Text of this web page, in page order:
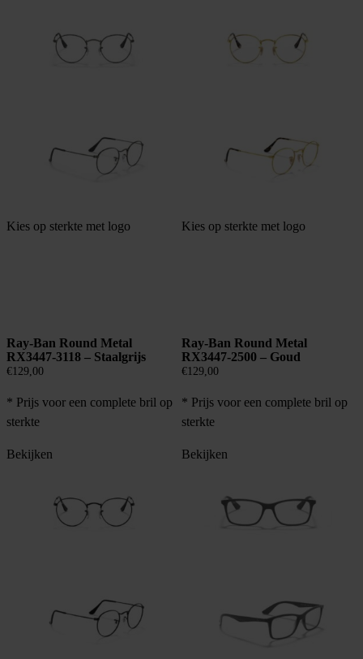
Kies op sterkte met logo
Ray-Ban Round Metal
RX3447-3118 – Staalgrijs
€129,00
* Prijs voor een complete bril op
sterkte
Bekijken
Kies op sterkte met logo
Ray-Ban Round Metal
RX3447-2500 – Goud
€129,00
* Prijs voor een complete bril op
sterkte
Bekijken